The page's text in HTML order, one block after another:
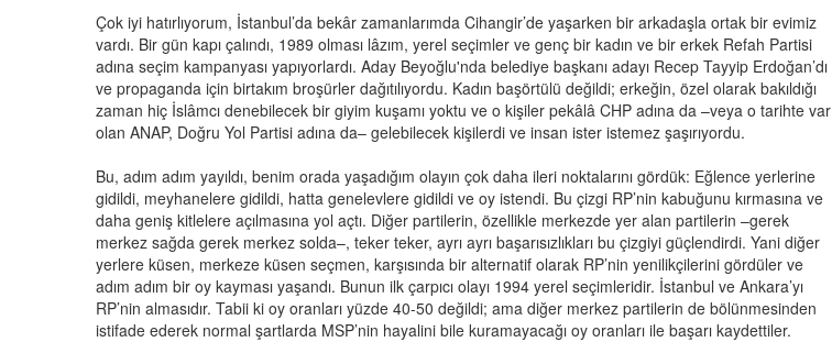
Çok iyi hatırlıyorum, İstanbul’da bekâr zamanlarımda Cihangir’de yaşarken bir arkadaşla ortak bir evimiz
vardı. Bir gün kapı çalındı, 1989 olması lâzım, yerel seçimler ve genç bir kadın ve bir erkek Refah Partisi
adına seçim kampanyası yapıyorlardı. Aday Beyoğlu'nda belediye başkanı adayı Recep Tayyip Erdoğan’dı
ve propaganda için birtakım broşürler dağıtılıyordu. Kadın başörtülü değildi; erkeğin, özel olarak bakıldığı
zaman hiç İslâmcı denebilecek bir giyim kuşamı yoktu ve o kişiler pekâlâ CHP adına da –veya o tarihte var
olan ANAP, Doğru Yol Partisi adına da– gelebilecek kişilerdi ve insan ister istemez şaşırıyordu.
Bu, adım adım yayıldı, benim orada yaşadığım olayın çok daha ileri noktalarını gördük: Eğlence yerlerine
gidildi, meyhanelere gidildi, hatta genelevlere gidildi ve oy istendi. Bu çizgi RP’nin kabuğunu kırmasına ve
daha geniş kitlelere açılmasına yol açtı. Diğer partilerin, özellikle merkezde yer alan partilerin –gerek
merkez sağda gerek merkez solda–, teker teker, ayrı ayrı başarısızlıkları bu çizgiyi güçlendirdi. Yani diğer
yerlere küsen, merkeze küsen seçmen, karşısında bir alternatif olarak RP’nin yenilikçilerini gördüler ve
adım adım bir oy kayması yaşandı. Bunun ilk çarpıcı olayı 1994 yerel seçimleridir. İstanbul ve Ankara’yı
RP’nin almasıdır. Tabii ki oy oranları yüzde 40-50 değildi; ama diğer merkez partilerin de bölünmesinden
istifade ederek normal şartlarda MSP’nin hayalini bile kuramayacağı oy oranları ile başarı kaydettiler.